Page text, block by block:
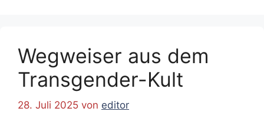
Wegweiser aus dem
Transgender-Kult
28. Juli 2025 von editor